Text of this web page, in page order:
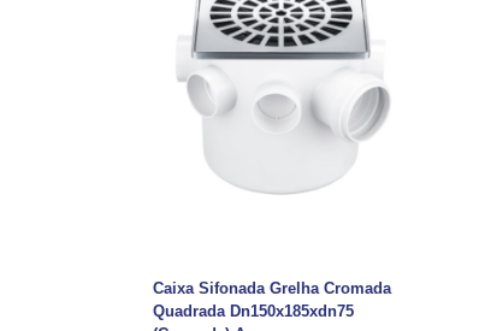
Caixa Sifonada Grelha Cromada
Quadrada Dn150x185xdn75